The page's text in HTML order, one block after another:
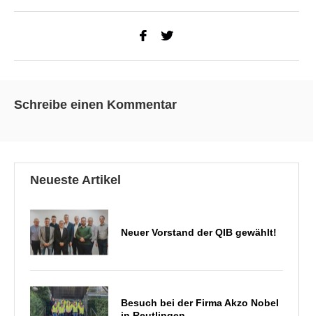
Schreibe einen Kommentar
Neueste Artikel
Neuer Vorstand der QIB gewählt!
Besuch bei der Firma Akzo Nobel